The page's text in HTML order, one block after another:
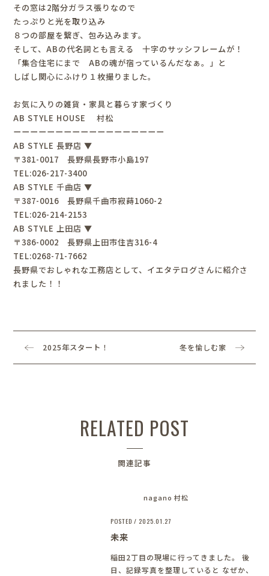
その窓は2階分ガラス張りなので
たっぷりと光を取り込み
８つの部屋を繋ぎ、包み込みます。
そして、ABの代名詞とも言える 十字のサッシフレームが！
「集合住宅にまで ABの魂が宿っているんだなぁ。」と
しばし関心にふけり１枚撮りました。
お気に入りの雑貨・家具と暮らす家づくり
AB STYLE HOUSE 村松
ーーーーーーーーーーーーーーーーーー
AB STYLE 長野店 ▼
〒381-0017 長野県長野市小島197
TEL:026-217-3400
AB STYLE 千曲店 ▼
〒387-0016 長野県千曲市寂蒔1060-2
TEL:026-214-2153
AB STYLE 上田店 ▼
〒386-0002 長野県上田市住吉316-4
TEL:0268-71-7662
長野県でおしゃれな工務店として、イエタテログさんに紹介さ
れました！！
2025年スタート！ 冬を愉しむ家
RELATED POST
関連記事
nagano 村松
POSTED / 2025.01.27
未来
稲田2丁目の現場に行ってきました。 後
日、記録写真を整理していると なぜか、